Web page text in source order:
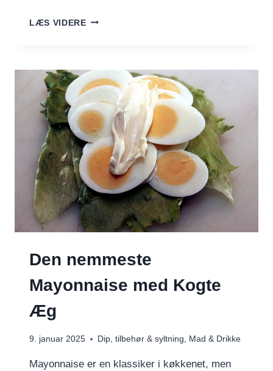
LÆS VIDERESOMMERENS
FRUGT
OG
GRØNT
I
OG
JULI
Den nemmeste
Mayonnaise med Kogte
Æg
9. januar 2025 Dip, tilbehør & syltning, Mad & Drikke
Mayonnaise er en klassiker i køkkenet, men